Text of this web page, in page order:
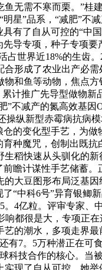
无需不寒而栗。”
星”品系，“减肥”
有了自从可控的“
导专项，种子专项
世界近18%的生齿
形成了农业出产必
和鱼等动物，焦
计推广先导型做物
不减产的氮高效基
纵新型赤霉病抗病
的变化型手艺，为
种魔咒，创制出
稻快速从头驯化的
瞻计谋性手艺储蓄
大豆图形布局泛基
“中科6号”异育银鲫
4亿粒。评审专家
响都很是大，专项
的潮水，多项走界
有7。5万种潜正在
科技合作的核心。
现了自从可控。她